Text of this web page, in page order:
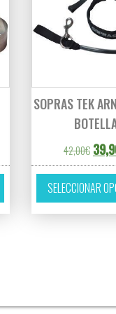
Este producto tiene
SOPRAS TEK
42,00€ El
SELECCIONAR